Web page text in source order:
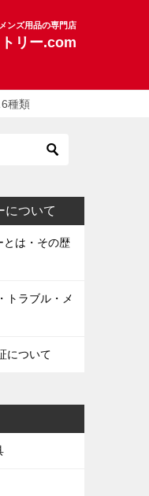
ンズ用品の専門店
リー.com
種類
について
とは・その歴
トラブル・メ
について